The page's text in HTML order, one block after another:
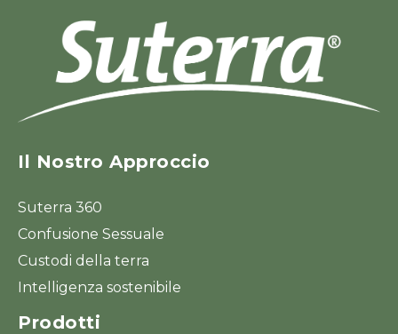
Il Nostro Approccio
Suterra 360
Confusione Sessuale
Custodi della terra
Intelligenza sostenibile
Prodotti